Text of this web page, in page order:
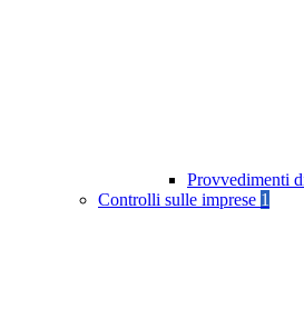
Provvedimenti
Controlli sulle imprese 1